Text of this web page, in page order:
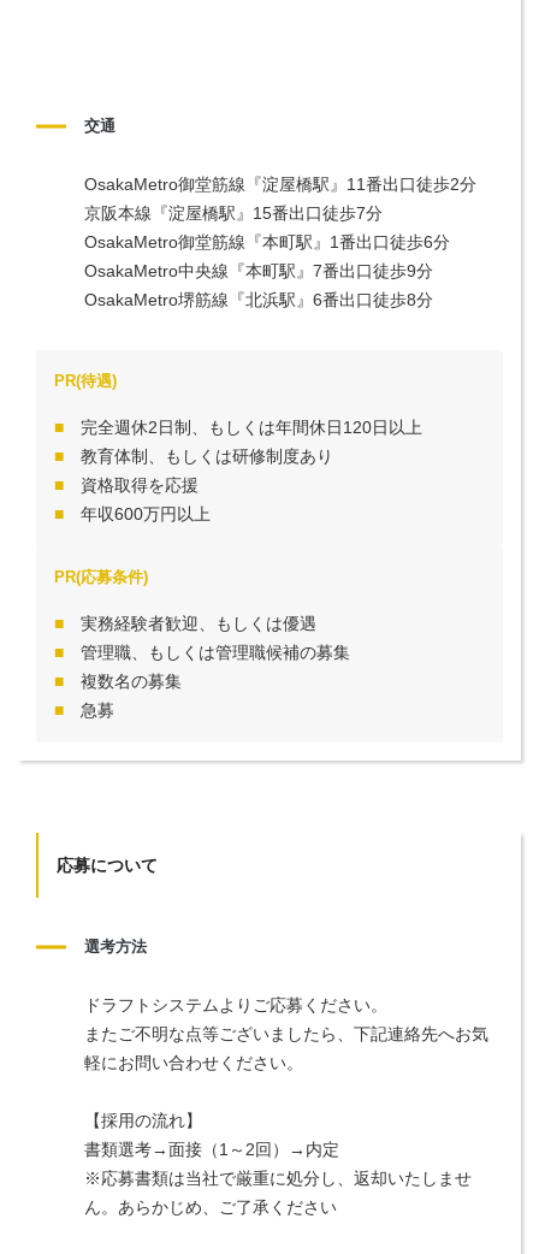
交通
OsakaMetro御堂筋線『淀屋橋駅』11番出口徒歩2分
京阪本線『淀屋橋駅』15番出口徒歩7分
OsakaMetro御堂筋線『本町駅』1番出口徒歩6分
OsakaMetro中央線『本町駅』7番出口徒歩9分
OsakaMetro堺筋線『北浜駅』6番出口徒歩8分
PR(待遇)
完全週休2日制、もしくは年間休日120日以上
教育体制、もしくは研修制度あり
資格取得を応援
年収600万円以上
PR(応募条件)
実務経験者歓迎、もしくは優遇
管理職、もしくは管理職候補の募集
複数名の募集
急募
応募について
選考方法
ドラフトシステムよりご応募ください。
またご不明な点等ございましたら、下記連絡先へお気
軽にお問い合わせください。
【採用の流れ】
書類選考→面接（1～2回）→内定
※応募書類は当社で厳重に処分し、返却いたしませ
ん。あらかじめ、ご了承ください